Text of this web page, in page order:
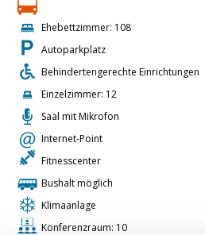
Ehebettzimmer: 108
Autoparkplatz
Behindertengerechte Einrichtungen
Einzelzimmer: 12
Saal mit Mikrofon
Internet-Point
Fitnesscenter
Bushalt möglich
Klimaanlage
Konferenzraum: 10